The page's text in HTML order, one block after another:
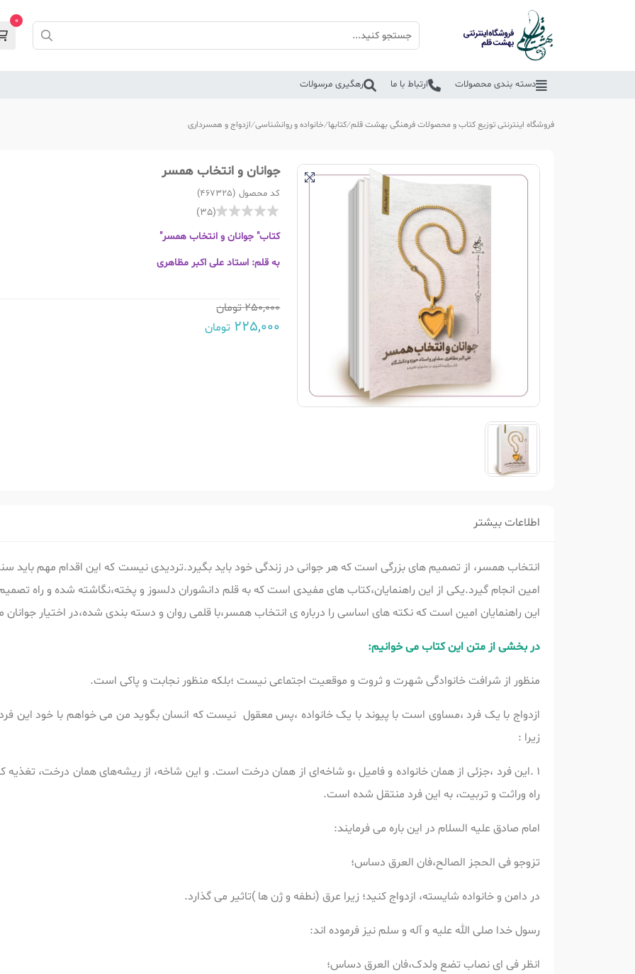
0
دسته بندی محصولات ارتباط با ما رهگیری مرسولات
فروشگاه اینترنتی توزیع کتاب و محصولات فرهنگی بهشت قلم کتابها خانواده و روانشناسی ازدواج و همسرداری
جوانان و انتخاب همسر
کد محصول (467325)
(35)
کتاب" جوانان و انتخاب همسر"
به قلم: استاد علی اکبر مظاهری
250,000تومان
225,000 تومان
اطلاعات بیشتر
انتخاب همسر، از تصمیم های بزرگی است که هر جوانی در زندگی خود باید بگیرد.تردیدی نیست که این اقدام مهم باید
امین انجام گیرد.یکی از این راهنمایان،کتاب های مفیدی است که به قلم دانشوران دلسوز و پخته،نگاشته شده و راه
این راهنمایان امین است که نکته های اساسی را درباره ی انتخاب همسر،با قلمی روان و دسته بندی شده،در اختیار جوانان
در بخشی از متن این کتاب می خوانیم:
منظور از شرافت خانوادگی شهرت و ثروت و موقعیت اجتماعی نیست ؛بلکه منظور نجابت و پاکی است.
ازدواج با یک فرد ،مساوی است با پیوند با یک خانواده ،پس معقول نیست که انسان بگوید من می خواهم با خود این فرد
زیرا :
1 .این فرد ،جزئی از همان خانواده و فامیل ،و شاخه‌ای از همان درخت است. و این شاخه، از ریشه‌های همان درخت، تغذیه
راه وراثت و تربیت، به این فرد منتقل شده است.
امام صادق علیه السلام در این باره می فرمایند:
تزوجو فی الحجز الصالح،فان العرق دساس؛
در دامن و خانواده شایسته، ازدواج کنید؛ زیرا عرق (نطفه و ژن ها )تاثیر می گذارد.
رسول خدا صلی الله علیه و آله و سلم نیز فرموده اند:
انظر فی ای نصاب تضع ولدک،فان العرق دساس؛